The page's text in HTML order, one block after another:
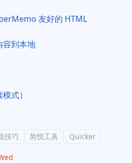
友好的 HTML
容到本地
式）
技巧 简悦工具 Quicker